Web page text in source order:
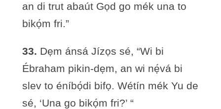
an di trut abaút Gọd go mék una to
bikọ́m fri.”
33. Dẹm ánsá Jízọs sé, “Wi bi
Ébraham pikin-dẹm, an wi nẹ́vá bi
slev to éníbọ́di bifọ. Wétín mék Yu de
sé, ‘Una go bikọ́m fri?’ “